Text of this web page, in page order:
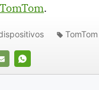
TomTom.
WHATSAPP
TomTom